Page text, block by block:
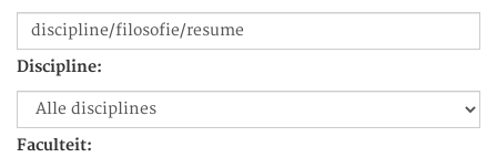
Discipline:
Faculteit: